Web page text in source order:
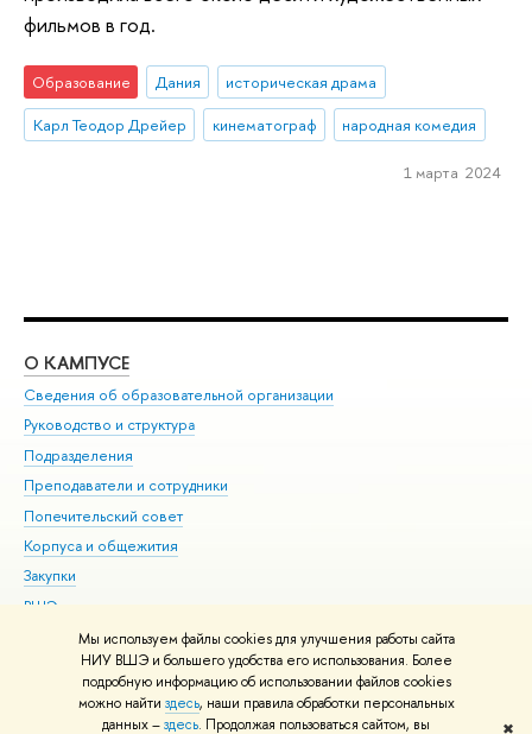
Мы используем файлы cookies для улучшения работы сайта
НИУ ВШЭ и большего удобства его использования. Более
подробную информацию об использовании файлов cookies
можно найти здесь, наши правила обработки персональных
данных –здесь. Продолжая пользоваться сайтом, вы ✖
фильмов в год.
Образование Дания
историческая драма
Карл Теодор Дрейер
кинематограф народная комедия
1 марта 2024
О КАМПУСЕ
Сведения об образовательной организации
Руководство и структура
Подразделения
Преподаватели и сотрудники
Попечительский совет
Корпуса и общежития
Закупки
ВШЭ для студентов с ограниченными возможностями
здоровья и инвалидностью
Версия для слабовидящих
Единая платежная страница